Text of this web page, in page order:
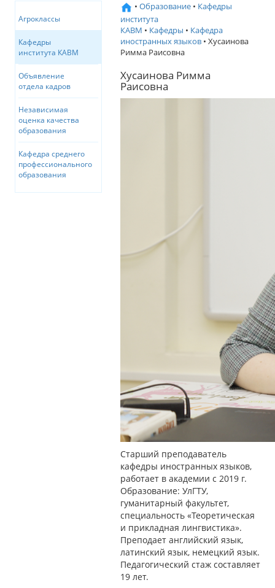
Агроклассы
Кафедры
института КАВМ
Объявление
отдела кадров
Независимая
оценка качества
образования
Кафедра среднего
профессионального
образования
• Образование • Кафедры
института
КАВМ • Кафедры • Кафедра
иностранных языков • Хусаинова
Римма Раисовна
Хусаинова Римма
Раисовна
Старший преподаватель
кафедры иностранных языков,
работает в академии с 2019 г.
Образование: УлГТУ,
гуманитарный факультет,
специальность «Теоретическая
и прикладная лингвистика».
Преподает английский язык,
латинский язык, немецкий язык.
Педагогический стаж составляет
19 лет.